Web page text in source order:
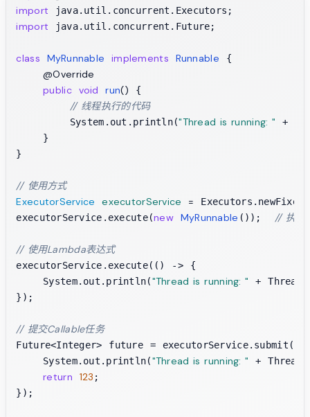
import
import java.util.concurrent.Future;
class MyRunnable implements Runnable {
@Override
public void run() {
// 线程执行的代码
        System.out.println(
"Thread is running: " +
    }
}
// 使用方式
ExecutorService
executorService =
executorService.execute(new MyRunnable ()); // 执行
// 使用Lambda表达式
executorService.execute(() -> {
    System.out.println(
"Thread is running: "
+
});
// 提交Callable任务
Future<Integer> future =
    System.out.println(
"Thread is running: " +
return 123 ;
});